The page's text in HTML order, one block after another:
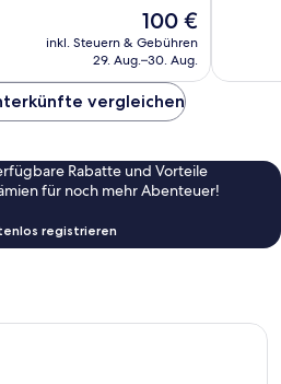
Der
Preis
beträgt
100 €
inkl. Steuern & Gebühren
29. Aug.–30. Aug.
vergleichen
Rabatte und Vorteile
für noch mehr Abenteuer!
registrieren